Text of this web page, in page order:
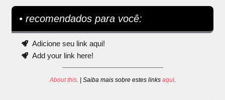
• recomendados para você:
Adicione seu link aqui!
Add your link here!
About this. | Saiba mais sobre estes links aqui.